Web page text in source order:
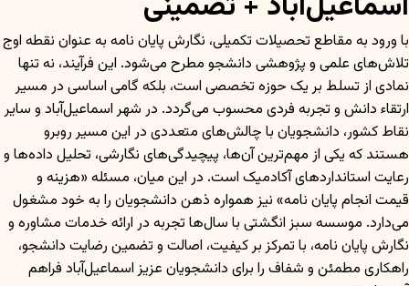
با ورود به مقاطع تحصیلات تکمیلی، نگارش پایان نامه به عنوان نقطه اوج
تلاش‌های علمی و پژوهشی دانشجو مطرح می‌شود. این فرآیند، نه تنها
نمادی از تسلط بر یک حوزه تخصصی است، بلکه گامی اساسی در مسیر
ارتقاء دانش و تجربه فردی محسوب می‌گردد. در شهر اسماعیل‌آباد و سایر
نقاط کشور، دانشجویان با چالش‌های متعددی در این مسیر روبرو
هستند که یکی از مهم‌ترین آن‌ها، پیچیدگی‌های نگارشی، تحلیل داده‌ها و
رعایت استانداردهای آکادمیک است. در این میان، مسئله «هزینه و
قیمت انجام پایان نامه» نیز همواره ذهن دانشجویان را به خود مشغول
می‌دارد. موسسه سبز انگشتی با سال‌ها تجربه در ارائه خدمات مشاوره و
نگارش پایان نامه، با تمرکز بر کیفیت، اصالت و تضمین رضایت دانشجو،
راهکاری مطمئن و شفاف را برای دانشجویان عزیز اسماعیل‌آباد فراهم